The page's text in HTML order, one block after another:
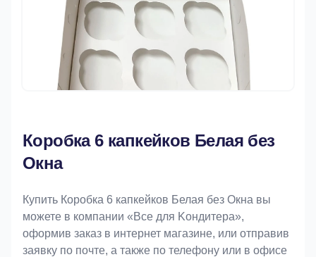
Коробка 6 капкейков Белая без
Окна
Купить Коробка 6 капкейков Белая без Окна вы
можете в компании «Bce для Koндитeрa»,
оформив заказ в интернет магазине, или отправив
заявку по почте, а также по телефону или в офисе